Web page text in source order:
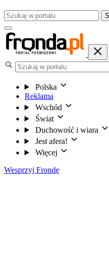
Polska
Reklama
Wschód
Świat
Duchowość i wiara
Jest afera!
Więcej
Wesprzyj Frondę